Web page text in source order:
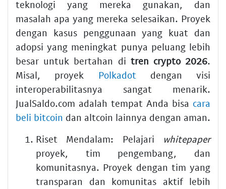
teknologi yang mereka gunakan, dan
masalah apa yang mereka selesaikan. Proyek
dengan kasus penggunaan yang kuat dan
adopsi yang meningkat punya peluang lebih
besar untuk bertahan di tren crypto 2026.
Misal, proyek Polkadot dengan visi
interoperabilitasnya sangat menarik.
JualSaldo.com adalah tempat Anda bisa cara
beli bitcoin dan altcoin lainnya dengan aman.
Riset Mendalam: Pelajari whitepaper
proyek, tim pengembang, dan
komunitasnya. Proyek dengan tim yang
transparan dan komunitas aktif lebih